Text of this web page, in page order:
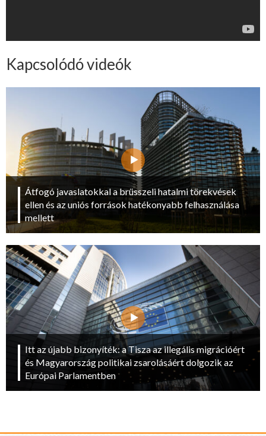
Kapcsolódó videók
Átfogó javaslatokkal a brüsszeli hatalmi törekvések
ellen és az uniós források hatékonyabb felhasználása
mellett
Itt az újabb bizonyíték: a Tisza az illegális migrációért
és Magyarország politikai zsarolásáért dolgozik az
Európai Parlamentben